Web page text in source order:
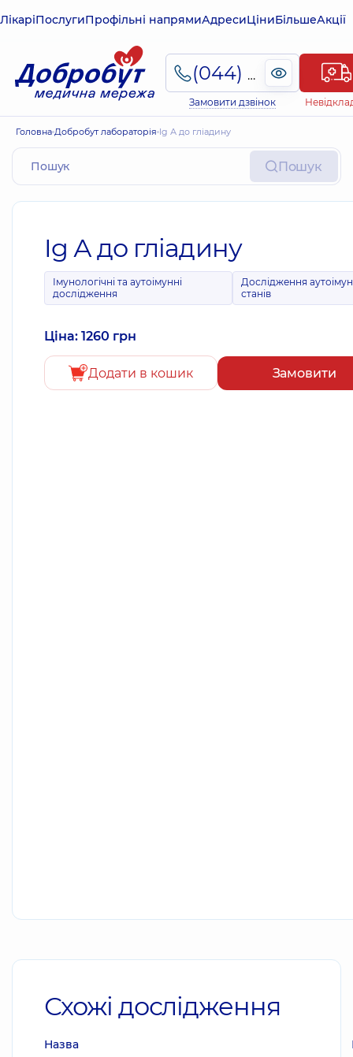
ЛікаріПослугиПрофільні напрямиАдресиЦіниБільшеАкції
(044) 495-2-888
Замовити дзвінок
Головна Добробут лабораторія Ig А до гліадину
Пошук
Ig А до гліадину
Імунологічні та аутоімунні
дослідження
Дослідження
станів
Ціна: 1260 грн
Додати в кошик Замовити
Схожі дослідження
Назва